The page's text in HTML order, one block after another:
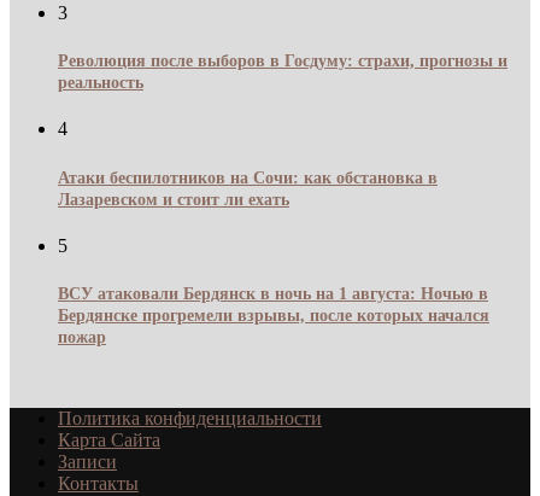
3
Революция после выборов в Госдуму: страхи, прогнозы и
реальность
4
Атаки беспилотников на Сочи: как обстановка в
Лазаревском и стоит ли ехать
5
ВСУ атаковали Бердянск в ночь на 1 августа: Ночью в
Бердянске прогремели взрывы, после которых начался
пожар
Политика конфиденциальности
Карта Сайта
Записи
Контакты